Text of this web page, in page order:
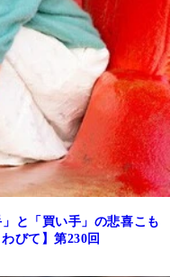
と「買い手」の悲喜こも
びて】第230回